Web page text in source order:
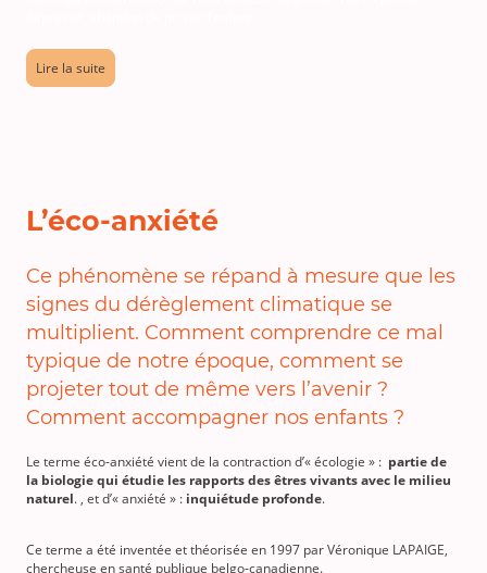
Lire la suite
L’éco-anxiété
Ce phénomène se répand à mesure que les
signes du dérèglement climatique se
multiplient. Comment comprendre ce mal
typique de notre époque, comment se
projeter tout de même vers l’avenir ?
Comment accompagner nos enfants ?
Le terme éco-anxiété vient de la contraction d’« écologie » : partie de
la biologie qui étudie les rapports des êtres vivants avec le milieu
naturel. , et d’« anxiété » : inquiétude profonde.
Ce terme a été inventée et théorisée en 1997 par Véronique LAPAIGE,
chercheuse en santé publique belgo-canadienne.